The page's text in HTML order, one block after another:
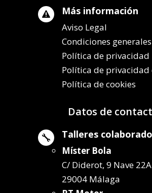
 Más información
Aviso Legal
Condiciones generales
Política de privacidad
Política de privacidad
Política de cookies
Datos de
 Talleres
Míster Bola
C/ Diderot, 9 Nave 22A
29004 Málaga